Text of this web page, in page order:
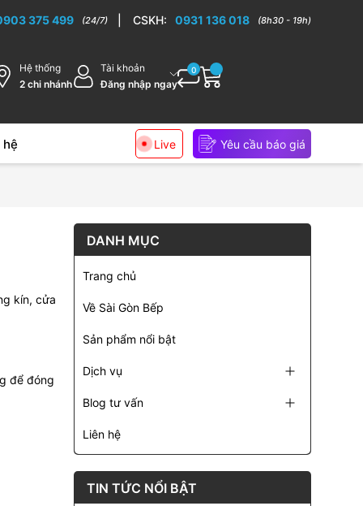
cao cấp
375 499 (24/7) CSKH: 0931 136 018 (8h30 - 19h)
Hệ thống
2 chi nhánh
Tài khoản
Đăng nhập ngay
0
hệ Live Yêu cầu báo giá
kín, cửa
để đóng
DANH MỤC
Trang chủ
Về Sài Gòn Bếp
Sản phẩm nổi bật
Dịch vụ
Blog tư vấn
Liên hệ
TIN TỨC NỔI BẬT